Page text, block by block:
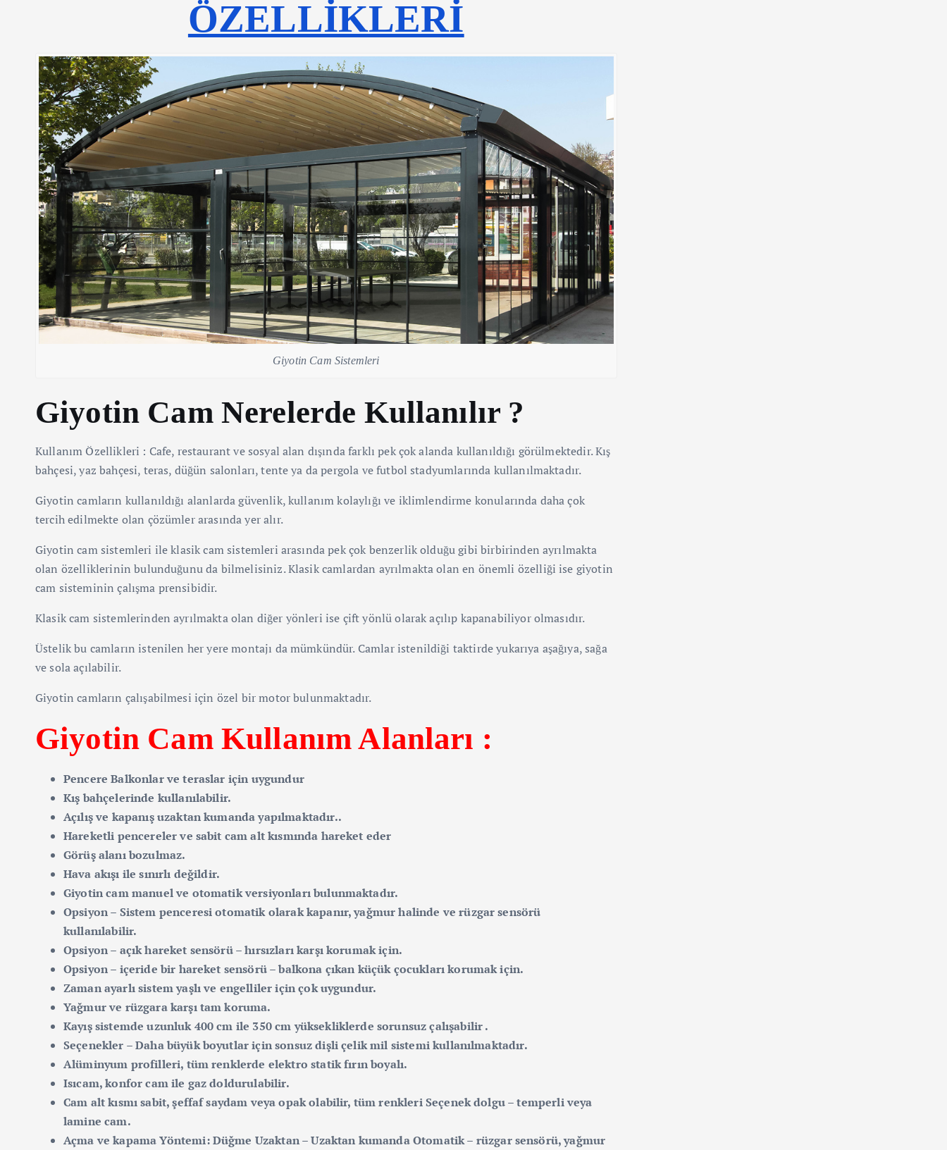
ÖZELLİKLERİ
Giyotin Cam Sistemleri
Giyotin Cam Nerelerde Kullanılır ?
Kullanım Özellikleri : Cafe, restaurant ve sosyal alan dışında farklı pek çok alanda kullanıldığı görülmektedir. Kış
bahçesi, yaz bahçesi, teras, düğün salonları, tente ya da pergola ve futbol stadyumlarında kullanılmaktadır.
Giyotin camların kullanıldığı alanlarda güvenlik, kullanım kolaylığı ve iklimlendirme konularında daha çok
tercih edilmekte olan çözümler arasında yer alır.
Giyotin cam sistemleri ile klasik cam sistemleri arasında pek çok benzerlik olduğu gibi birbirinden ayrılmakta
olan özelliklerinin bulunduğunu da bilmelisiniz. Klasik camlardan ayrılmakta olan en önemli özelliği ise giyotin
cam sisteminin çalışma prensibidir.
Klasik cam sistemlerinden ayrılmakta olan diğer yönleri ise çift yönlü olarak açılıp kapanabiliyor olmasıdır.
Üstelik bu camların istenilen her yere montajı da mümkündür. Camlar istenildiği taktirde yukarıya aşağıya, sağa
ve sola açılabilir.
Giyotin camların çalışabilmesi için özel bir motor bulunmaktadır.
Giyotin Cam Kullanım Alanları :
Pencere Balkonlar ve teraslar için uygundur
Kış bahçelerinde kullanılabilir.
Açılış ve kapanış uzaktan kumanda yapılmaktadır..
Hareketli pencereler ve sabit cam alt kısmında hareket eder
Görüş alanı bozulmaz.
Hava akışı ile sınırlı değildir.
Giyotin cam manuel ve otomatik versiyonları bulunmaktadır.
Opsiyon – Sistem penceresi otomatik olarak kapanır, yağmur halinde ve rüzgar sensörü
kullanılabilir.
Opsiyon – açık hareket sensörü – hırsızları karşı korumak için.
Opsiyon – içeride bir hareket sensörü – balkona çıkan küçük çocukları korumak için.
Zaman ayarlı sistem yaşlı ve engelliler için çok uygundur.
Yağmur ve rüzgara karşı tam koruma.
Kayış sistemde uzunluk 400 cm ile 350 cm yüksekliklerde sorunsuz çalışabilir .
Seçenekler – Daha büyük boyutlar için sonsuz dişli çelik mil sistemi kullanılmaktadır.
Alüminyum profilleri, tüm renklerde elektro statik fırın boyalı.
Isıcam, konfor cam ile gaz doldurulabilir.
Cam alt kısmı sabit, şeffaf saydam veya opak olabilir, tüm renkleri Seçenek dolgu – temperli veya
lamine cam.
Açma ve kapama Yöntemi: Düğme Uzaktan – Uzaktan kumanda Otomatik – rüzgar sensörü, yağmur